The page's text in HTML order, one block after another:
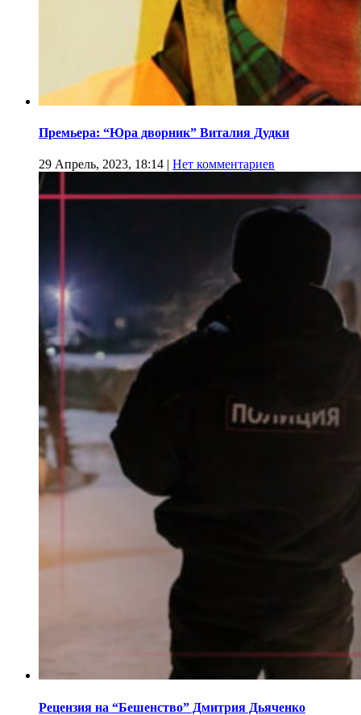
Премьера: “Юра дворник” Виталия Дудки
29 Апрель, 2023, 18:14 | Нет комментариев
Рецензия на “Бешенство” Дмитрия Дьяченко